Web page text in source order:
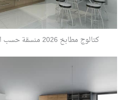
كتالوج مطابخ 2026 منسقة حسب المساحة واللون